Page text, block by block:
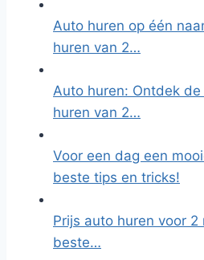
Auto huren op één
huren van 2…
Auto huren: Ontdek
huren van 2…
Voor een dag een
beste tips en tricks!
Prijs auto huren voor
beste…